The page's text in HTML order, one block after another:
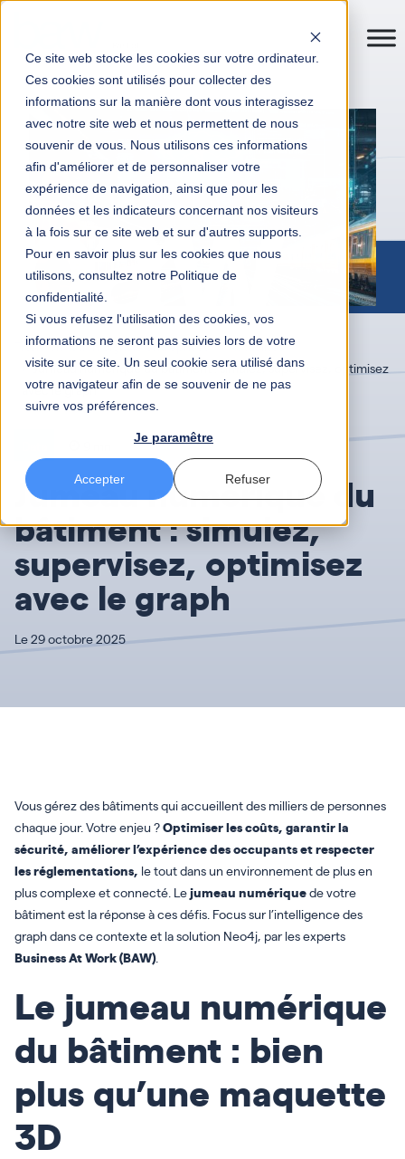
Ce site web stocke les cookies sur votre ordinateur.
Ces cookies sont utilisés pour collecter des
informations sur la manière dont vous interagissez
avec notre site web et nous permettent de nous
souvenir de vous. Nous utilisons ces informations
afin d'améliorer et de personnaliser votre
expérience de navigation, ainsi que pour les
données et les indicateurs concernant nos visiteurs
à la fois sur ce site web et sur d'autres supports.
Pour en savoir plus sur les cookies que nous
utilisons, consultez notre Politique de
confidentialité.
Si vous refusez l'utilisation des cookies, vos
informations ne seront pas suivies lors de votre
visite sur ce site. Un seul cookie sera utilisé dans
votre navigateur afin de se souvenir de ne pas
suivre vos préférences.
Je paramêtre
Accepter Refuser
Transformation digitale entreprises
Actualités
Jumeau numérique du bâtiment : simulez, supervisez, optimisez
avec le graph
Jumeau numérique du
bâtiment : simulez,
supervisez, optimisez
avec le graph
Le 29 octobre 2025
Vous gérez des bâtiments qui accueillent des milliers de personnes
chaque jour. Votre enjeu ?Optimiser les coûts, garantir la
sécurité, améliorer l’expérience des occupants et respecter
les réglementations, le tout dans un environnement de plus en
plus complexe et connecté. Lejumeau numériquede votre
bâtiment est la réponse à ces défis. Focus sur l’intelligence des
graph dans ce contexte et la solution Neo4j, par les experts
Business At Work (BAW).
Le jumeau numérique
du bâtiment : bien
plus qu’une maquette
3D